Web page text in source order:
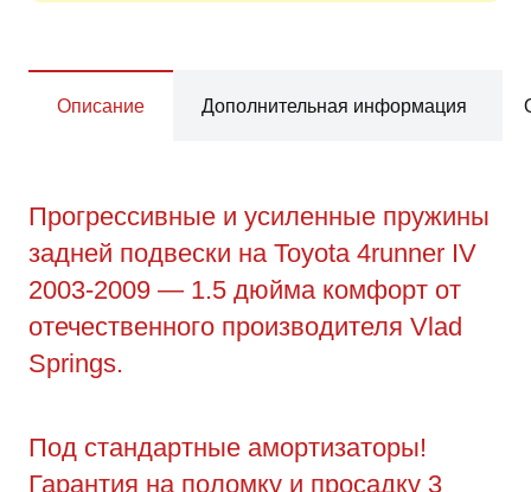
Описание Дополнительная информация
Прогрессивные и усиленные пружины
задней подвески на Toyota 4runner IV
2003-2009 — 1.5 дюйма комфорт от
отечественного производителя Vlad
Springs.
Под стандартные амортизаторы!
Гарантия на поломку и просадку 3